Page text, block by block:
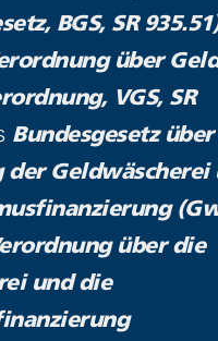
BGS, SR
über
VGS, SR
Bundesgesetz
der Geldwäscherei
über die
und die